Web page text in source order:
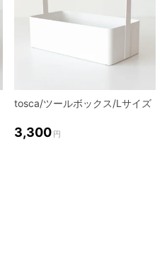
tosca/ツールボックス/Lサイズ
3,300 円